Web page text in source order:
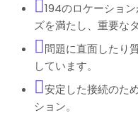
194のロケーショ
ズを満たし、重要な
問題に直面したり
しています。
安定した接続のた
ション。